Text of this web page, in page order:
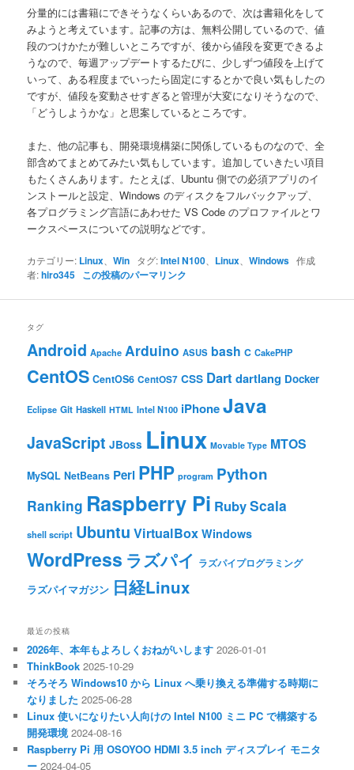
分量的には書籍にできそうなくらいあるので、次は書籍化をして
みようと考えています。記事の方は、無料公開しているので、値
段のつけかたが難しいところですが、後から値段を変更できるよ
うなので、毎週アップデートするたびに、少しずつ値段を上げて
いって、ある程度までいったら固定にするとかで良い気もしたの
ですが、値段を変動させすぎると管理が大変になりそうなので、
「どうしようかな」と思案しているところです。
また、他の記事も、開発環境構築に関係しているものなので、全
部含めてまとめてみたい気もしています。追加していきたい項目
もたくさんあります。たとえば、Ubuntu 側での必須アプリのイ
ンストールと設定、Windows のディスクをフルバックアップ、
各プログラミング言語にあわせた VS Code のプロファイルとワ
ークスペースについての説明などです。
カテゴリー: Linux、Win タグ:Intel N100、 Linux、Windows 作成
者:hiro345 この投稿のパーマリンク
タグ
Android Apache Arduino ASUS bash C CakePHP
CentOS CentOS6 CentOS7 CSS Dart dartlang Docker
Eclipse Git Haskell HTML Intel N100 iPhoneJava
JavaScript JBoss Linux Movable Type MTOS
MySQL NetBeans Perl PHP program Python
Ranking Raspberry Pi RubyScala
shell script Ubuntu VirtualBox Windows
WordPress ラズパイ ラズパイプログラミング
ラズパイマガジン 日経Linux
最近の投稿
2026年、本年もよろしくおねがいします 2026-01-01
ThinkBook 2025-10-29
そろそろ Windows10 から Linux へ乗り換える準備する時期に
なりました 2025-06-28
Linux 使いになりたい人向けの Intel N100 ミニ PC で構築する
開発環境 2024-08-16
Raspberry Pi 用 OSOYOO HDMI 3.5 inch ディスプレイ モニタ
ー 2024-04-05